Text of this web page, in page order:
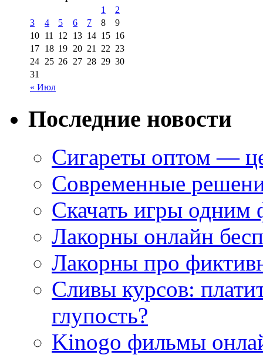
« Июл
1
2
3
4 5 6 7 8
9
10 11 12 13 14 15 16
17 18 19 20 21 22 23
24 25 26 27 28 29 30
31
Последние новости
Сигареты оптом —
Современные
Скачать игры одним
Лакорны онлайн
Лакорны про
Сливы курсов:
глупость?
Kinogo фильмы